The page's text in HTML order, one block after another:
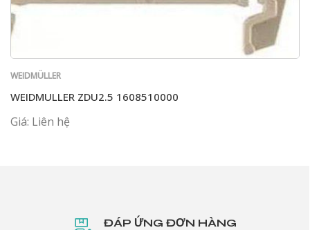
WEIDMÜLLER
WEIDMULLER ZDU2.5 1608510000
Giá: Liên hệ
ĐÁP ỨNG ĐƠN HÀNG